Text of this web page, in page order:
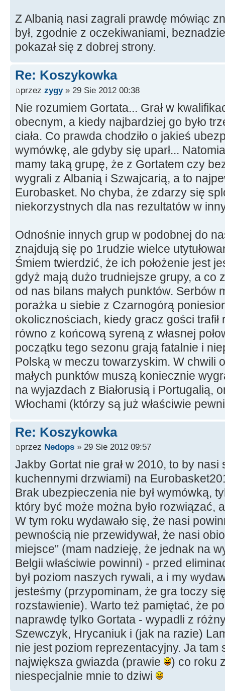
Z Albanią nasi zagrali prawdę mówiąc
był, zgodnie z oczekiwaniami,
pokazał się z dobrej strony.
Re: Koszykowka
przez zygy» 29 Sie 2012 00:38
Nie rozumiem Gortata... Grał w
obecnym, a kiedy najbardziej go było
ciała. Co prawda chodziło o jakieś
wymówkę, ale gdyby się uparł...
mamy taką grupę, że z Gortatem czy
wygrali z Albanią i Szwajcarią, a to
Eurobasket. No chyba, że zdarzy się
niekorzystnych dla nas rezultatów w
Odnośnie innych grup w podobnej do
znajdują się po 1rudzie wielce
Śmiem twierdzić, że ich położenie jest
gdyż mają dużo trudniejsze grupy, a co
od nas bilans małych punktów. Serbów
porażka u siebie z Czarnogórą
okolicznościach, kiedy gracz gości
równo z końcową syreną z własnej
początku tego sezonu grają fatalnie i
Polską w meczu towarzyskim. W chwili
małych punktów muszą koniecznie
na wyjazdach z Białorusią i Portugalią,
Włochami (którzy są już właściwie
Re: Koszykowka
przez Nedops » 29 Sie 2012 09:57
Jakby Gortat nie grał w 2010, to by nasi
kuchennymi drzwiami) na
Brak ubezpieczenia nie był wymówką,
który być może można było rozwiązać,
W tym roku wydawało się, że nasi
pewnością nie przewidywał, że nasi
miejsce" (mam nadzieję, że jednak na
Belgii właściwie powinni) - przed
był poziom naszych rywali, a i my
jesteśmy (przypominam, że gra toczy
rozstawienie). Warto też pamiętać, że
naprawdę tylko Gortata - wypadli z
Szewczyk, Hrycaniuk i (jak na razie)
nie jest poziom reprezentacyjny. Ja tam
największa gwiazda (prawie
) co roku
niespecjalnie mnie to dziwi